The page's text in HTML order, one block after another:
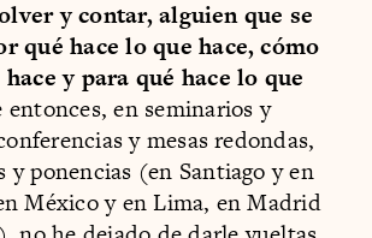
y contar, alguien que se
qué hace lo que hace, cómo
y para qué hace lo que
entonces, en seminarios y
y mesas redondas,
y ponencias (en Santiago y en
México y en Lima, en Madrid